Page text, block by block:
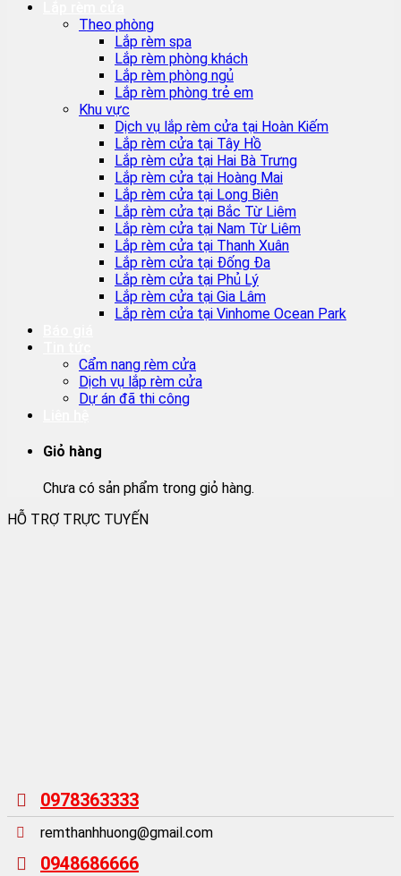
Theo phòng
Lắp rèm spa
Lắp rèm phòng khách
Lắp rèm phòng ngủ
Lắp rèm phòng trẻ em
Khu vực
Dịch vụ lắp rèm cửa tại Hoàn Kiếm
Lắp rèm cửa tại Tây Hồ
Lắp rèm cửa tại Hai Bà Trưng
Lắp rèm cửa tại Hoàng Mai
Lắp rèm cửa tại Long Biên
Lắp rèm cửa tại Bắc Từ Liêm
Lắp rèm cửa tại Nam Từ Liêm
Lắp rèm cửa tại Thanh Xuân
Lắp rèm cửa tại Đống Đa
Lắp rèm cửa tại Phủ Lý
Lắp rèm cửa tại Gia Lâm
Lắp rèm cửa tại Vinhome Ocean Park
Cẩm nang rèm cửa
Dịch vụ lắp rèm cửa
Dự án đã thi công
Giỏ hàng
Chưa có sản phẩm trong giỏ hàng.
HỖ TRỢ TRỰC TUYẾN
0978363333
remthanhhuong@gmail.com
0948686666